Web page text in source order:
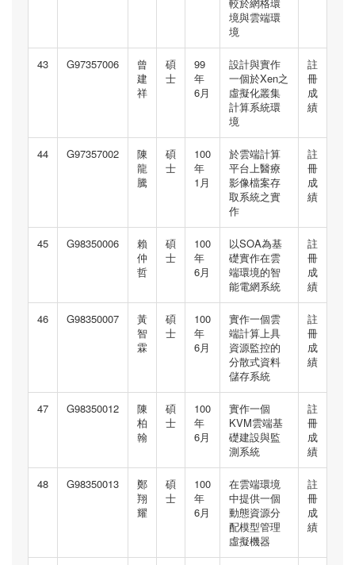
境與雲端環
境
43 G97357006
曾
建
祥
碩
士
99
年
6月
設計與實作
一個於Xen之
虛擬化叢集
計算系統環
境
註
冊
成
績
44 G97357002
陳
龍
騰
碩
士
100
年
1月
於雲端計算
平台上醫療
影像檔案存
取系統之實
作
註
冊
成
績
45 G98350006
賴
仲
哲
碩
士
100
年
6月
以SOA為基
礎實作在雲
端環境的智
能電網系統
註
冊
成
績
46 G98350007
黃
智
霖
碩
士
100
年
6月
實作一個雲
端計算上具
資源監控的
分散式資料
儲存系統
註
冊
成
績
47 G98350012
陳
柏
翰
碩
士
100
年
6月
實作一個
KVM雲端基
礎建設與監
測系統
註
冊
成
績
48 G98350013
鄭
翔
耀
碩
士
100
年
6月
在雲端環境
中提供一個
動態資源分
配模型管理
虛擬機器
註
冊
成
績